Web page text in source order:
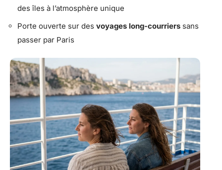
des îles à l’atmosphère unique
Porte ouverte sur des voyages long-courriers sans
passer par Paris